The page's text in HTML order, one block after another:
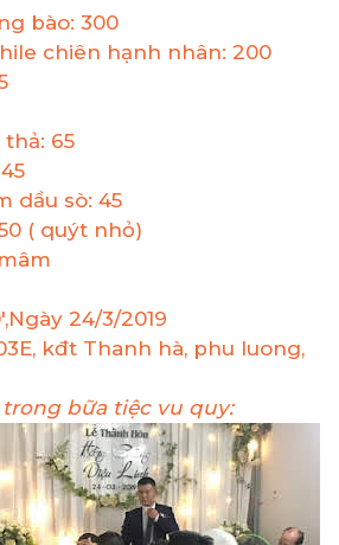
bào: 300
chiên hạnh nhân: 200
65
dầu sò: 45
( quýt nhỏ)
24/3/2019
kđt Thanh hà, phu luong,
bữa tiệc vu quy: